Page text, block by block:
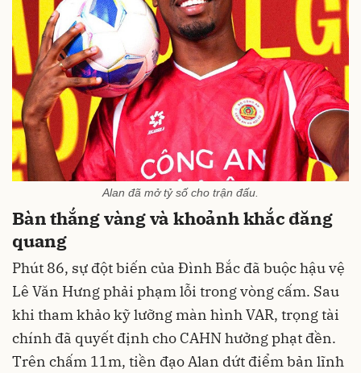
Alan đã mở tỷ số cho trận đấu.
Bàn thắng vàng và khoảnh khắc đăng
quang
Phút 86, sự đột biến của Đình Bắc đã buộc hậu vệ
Lê Văn Hưng phải phạm lỗi trong vòng cấm. Sau
khi tham khảo kỹ lưỡng màn hình VAR, trọng tài
chính đã quyết định cho CAHN hưởng phạt đền.
Trên chấm 11m, tiền đạo Alan dứt điểm bản lĩnh